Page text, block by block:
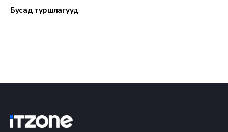
Бусад туршлагууд